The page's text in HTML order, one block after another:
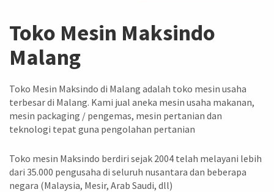
Toko Mesin Maksindo
Malang
Toko Mesin Maksindo di Malang adalah toko mesin usaha
terbesar di Malang. Kami jual aneka mesin usaha makanan,
mesin packaging / pengemas, mesin pertanian dan
teknologi tepat guna pengolahan pertanian
Toko mesin Maksindo berdiri sejak 2004 telah melayani lebih
dari 35.000 pengusaha di seluruh nusantara dan beberapa
negara (Malaysia, Mesir, Arab Saudi, dll)